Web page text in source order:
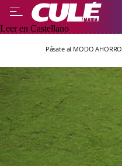
Leer en Castellano
Pásate al MODO AHORRO